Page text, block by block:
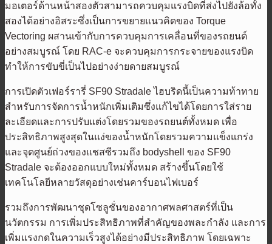
มอเตอร์ด้านหน้าสองตัวสามารถควบคุมแรงบิดที่ส่งไปยังล้อทั้ง
สองได้อย่างอิสระซึ่งเป็นการขยายแนวคิดของ Torque
Vectoring ผสานเข้ากับการควบคุมการเคลื่อนที่ของรถยนต์
อย่างสมบูรณ์ โดย RAC-e จะควบคุมการกระจายของแรงบิด
ทำให้การขับขี่เป็นไปอย่างง่ายดายสมบูรณ์
การเปิดตัวเฟอร์รารี่ SF90 Stradale ไฮบริดนี้เป็นความท้าทาย
สำหรับการจัดการน้ำหนักเพิ่มเติมซึ่งแก้ไขได้โดยการใส่ราย
ละเอียดและการปรับแต่งโดยรวมของรถยนต์ทั้งหมด เพื่อ
ประสิทธิภาพสูงสุดในแง่ของน้ำหนักโดยรวมความแข็งแกร่ง
และจุดศูนย์ถ่วงของแชสซีรวมถึง bodyshell ของ SF90
Stradale จะต้องออกแบบใหม่ทั้งหมด สร้างขึ้นโดยใช้
เทคโนโลยีหลายวัสดุอย่างเช่นคาร์บอนไฟเบอร์
รวมถึงการพัฒนาชุดโซลูชั่นของอากาศพลศาสตร์ที่เป็น
นวัตกรรม การเพิ่มประสิทธิภาพที่สำคัญของพละกำลัง และการ
เพิ่มแรงกดในความเร็วสูงได้อย่างมีประสิทธิภาพ โดยเฉพาะ